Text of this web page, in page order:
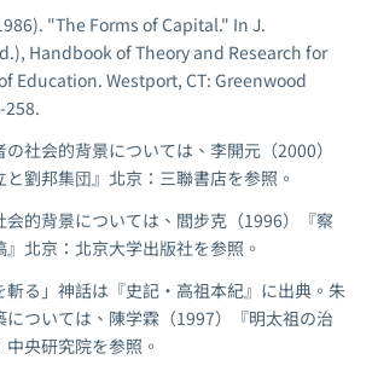
"The Forms of Capital." In J.
Handbook of Theory and Research for
Education. Westport, CT: Greenwood
258.
社会的背景については、李開元（2000）
と劉邦集団』北京：三聯書店を参照。
会的背景については、閻步克（1996）『察
北京：北京大学出版社を参照。
斬る」神話は『史記・高祖本紀』に出典。朱
については、陳学霖（1997）『明太祖の治
央研究院を参照。